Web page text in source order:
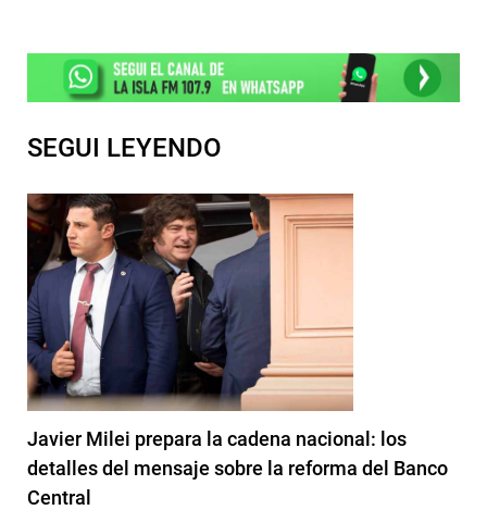
SEGUI LEYENDO
Javier Milei prepara la cadena nacional: los
detalles del mensaje sobre la reforma del Banco
Central